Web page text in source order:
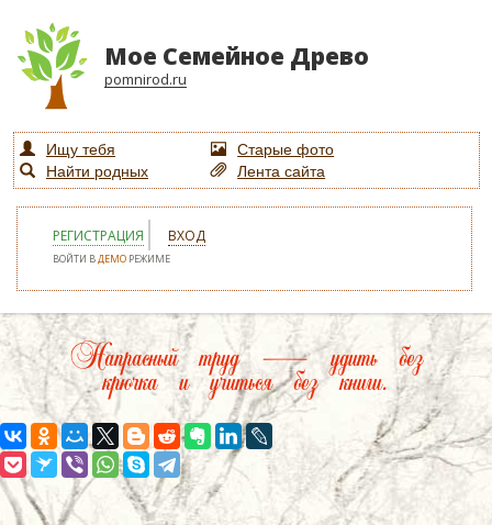
Мое Семейное Древо
pomnirod.ru
Ищу тебя
Старые фото
Найти родных
Лента сайта
РЕГИСТРАЦИЯ ВХОД
ВОЙТИ ВДЕМО РЕЖИМЕ
Напрасный труд — удить без
крючка и учиться без книги.